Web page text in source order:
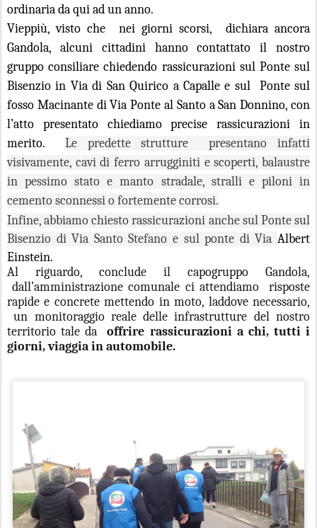
ordinaria da qui ad un anno.
Vieppiù, visto che
nei giorni scorsi,
dichiara ancora
Gandola, alcuni cittadini hanno contattato il nostro
gruppo consiliare chiedendo rassicurazioni sul Ponte sul
Bisenzio in Via di San Quirico a Capalle e sul
Ponte sul
fosso Macinante di Via Ponte al Santo a San Donnino, con
l’atto presentato chiediamo precise rassicurazioni in
merito.
Le predette strutture
presentano infatti
visivamente, cavi di ferro arrugginiti e scoperti, balaustre
in pessimo stato e manto stradale, stralli e piloni in
cemento sconnessi o fortemente corrosi.
Infine, abbiamo chiesto rassicurazioni anche sul Ponte sul
Bisenzio di Via Santo Stefano e sul ponte di Via Albert
Einstein.
Al riguardo, conclude il capogruppo Gandola,
dall’amministrazione comunale ci attendiamo
risposte
rapide e concrete mettendo in moto, laddove necessario,
un monitoraggio reale delle infrastrutture del nostro
territorio tale da
offrire rassicurazioni a chi, tutti i
giorni, viaggia in automobile.